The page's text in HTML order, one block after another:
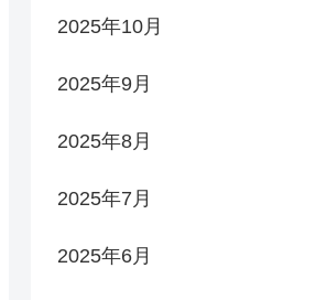
2025年10月
2025年9月
2025年8月
2025年7月
2025年6月